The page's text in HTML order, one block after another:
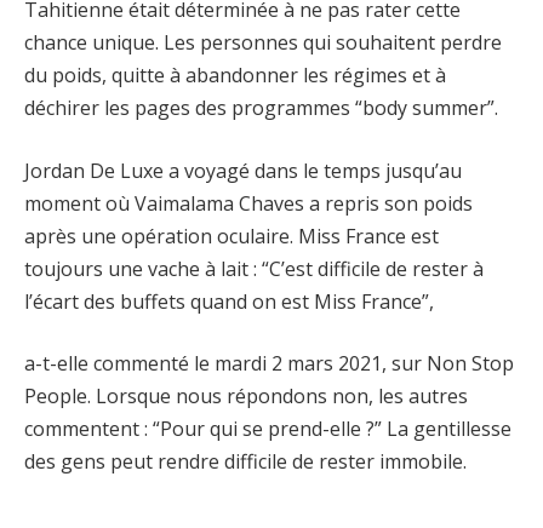
Tahitienne était déterminée à ne pas rater cette
chance unique. Les personnes qui souhaitent perdre
du poids, quitte à abandonner les régimes et à
déchirer les pages des programmes “body summer”.
Jordan De Luxe a voyagé dans le temps jusqu’au
moment où Vaimalama Chaves a repris son poids
après une opération oculaire. Miss France est
toujours une vache à lait : “C’est difficile de rester à
l’écart des buffets quand on est Miss France”,
a-t-elle commenté le mardi 2 mars 2021, sur Non Stop
People. Lorsque nous répondons non, les autres
commentent : “Pour qui se prend-elle ?” La gentillesse
des gens peut rendre difficile de rester immobile.